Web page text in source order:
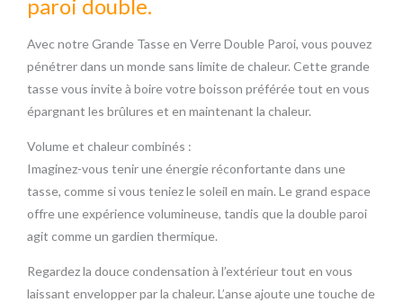
paroi double.
Avec notre Grande Tasse en Verre Double Paroi, vous pouvez
pénétrer dans un monde sans limite de chaleur. Cette grande
tasse vous invite à boire votre boisson préférée tout en vous
épargnant les brûlures et en maintenant la chaleur.
Volume et chaleur combinés :
Imaginez-vous tenir une énergie réconfortante dans une
tasse, comme si vous teniez le soleil en main. Le grand espace
offre une expérience volumineuse, tandis que la double paroi
agit comme un gardien thermique.
Regardez la douce condensation à l’extérieur tout en vous
laissant envelopper par la chaleur. L’anse ajoute une touche de